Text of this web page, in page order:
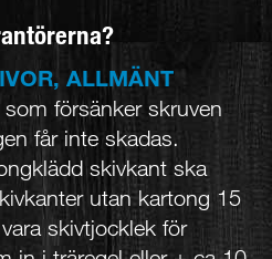
ALLMÄNT
försänker skruven
får inte skadas.
skivkant ska
utan kartong 15
skivtjocklek för